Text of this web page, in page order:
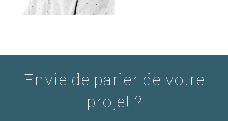
Envie de parler de votre
projet ?